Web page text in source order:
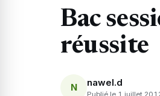
Bac
réussite
N nawel.d
Publié le 1 juillet